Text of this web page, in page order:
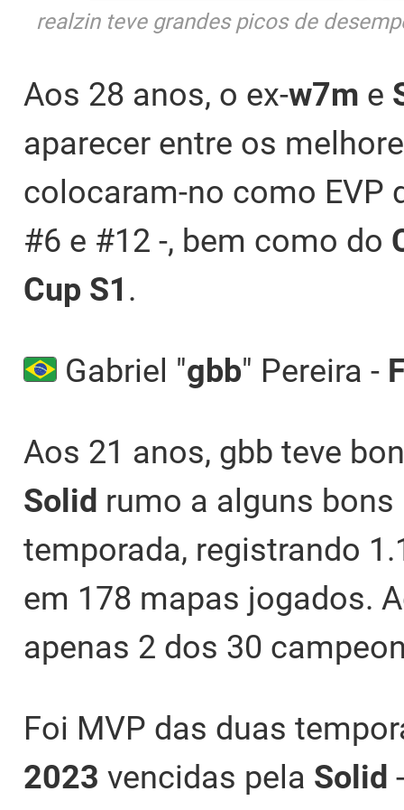
realzin teve grandes picos de
Aos 28 anos, o ex-w7m e
aparecer entre os
colocaram-no como EVP
#6 e #12 -, bem como do
Cup S1 .
Gabriel "gbb" Pereira -
Aos 21 anos, gbb teve
Solid rumo a alguns
temporada, registrando
em 178 mapas jogados.
apenas 2 dos 30
Foi MVP das duas
2023 vencidas pela Solid